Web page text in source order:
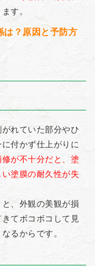
す。
は？原因と予防方
れていた部分やひ
付かず仕上がりに
が不十分だと、塗
塗膜の耐久性が失
、外観の美観が損
てボコボコして見
るからです。